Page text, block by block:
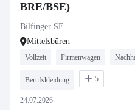
BRE/BSE)
Bilfinger SE
Mittelsbüren
Vollzeit Firmenwagen
Berufskleidung 5
24.07.2026